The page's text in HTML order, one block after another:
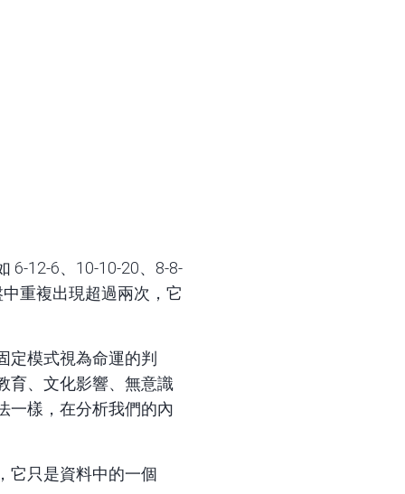
6-12-6、10-10-20、8-8-
重複出現超過兩次，它
定模式視為命運的判
育、文化影響、無意識
一樣，在分析我們的內
它只是資料中的一個